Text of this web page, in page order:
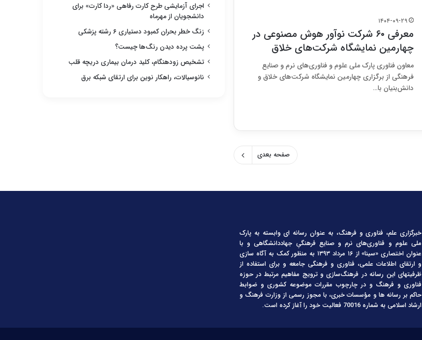
۱۴۰۴-۰۹-۲۹
معرفی ۶۰ شرکت نوآور هوش مصنوعی در
چهارمین نمایشگاه شرکت‌های خلاق
معاون فناوری پارک ملی علوم و فناوری‌های نرم و صنایع
فرهنگی از برگزاری چهارمین نمایشگاه شرکت‌های خلاق و
دانش‌بنیان با…
صفحه بعدی
اجرای آزمایشی طرح کارت رفاهی «ردا کارت» برای
دانشجویان از مهرماه
زنگ خطر بحران کمبود دستیاری ۶ رشته پزشکی
پشت پرده دیدن رنگ‌ها چیست؟
تشخیص زودهنگام، کلید درمان بیماری دریچه قلب
نانوسیالات، راهکار نوین برای ارتقای شبکه برق
خبرگزاری علم، فناوری و فرهنگ، به عنوان رسانه ای وابسته به پارک
ملی علوم و فناوری‌های نرم و صنایع فرهنگیِ جهاددانشگاهی و با
عنوان اختصاری «سینا» از ۱۶ مرداد ۱۳۹۳ به منظور کمک به آگاه سازی
و ارتقای اطلاعات علمی، فناوری و فرهنگی جامعه و برای استفاده از
ظرفیتهای این رسانه در فرهنگ‌سازی و ترویج مفاهیم مرتبط در حوزه
فناوری و فرهنگ و در چارچوب مقررات موضوعه کشوری و ضوابط
حاکم بر رسانه ها و مؤسسات خبری، با مجوز رسمی از وزارت فرهنگ و
ارشاد اسلامی به شماره 70016 فعالیت خود را آغاز کرده است.